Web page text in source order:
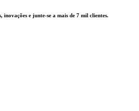
inovações e junte-se a mais de 7 mil clientes.